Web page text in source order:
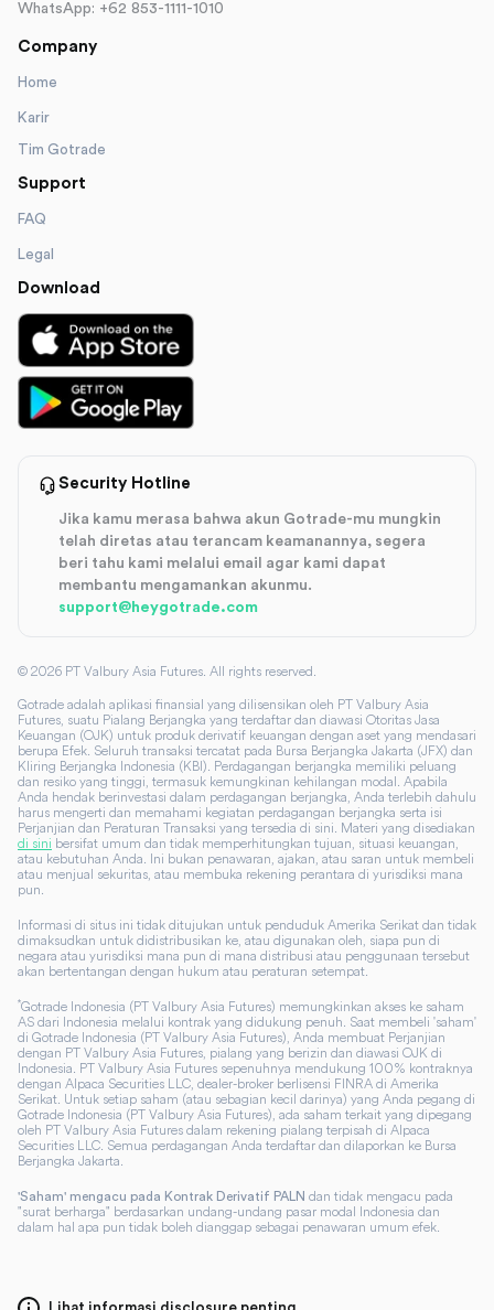
WhatsApp: +62 853-1111-1010
Company
Home
Karir
Tim Gotrade
Support
FAQ
Legal
Download
Security Hotline
Jika kamu merasa bahwa akun Gotrade-mu mungkin
telah diretas atau terancam keamanannya, segera
beri tahu kami melalui email agar kami dapat
membantu mengamankan akunmu.
support@heygotrade.com
© 2026 PT Valbury Asia Futures. All rights reserved.
Gotrade adalah aplikasi finansial yang dilisensikan oleh PT Valbury Asia
Futures, suatu Pialang Berjangka yang terdaftar dan diawasi Otoritas Jasa
Keuangan (OJK) untuk produk derivatif keuangan dengan aset yang mendasari
berupa Efek. Seluruh transaksi tercatat pada Bursa Berjangka Jakarta (JFX) dan
Kliring Berjangka Indonesia (KBI). Perdagangan berjangka memiliki peluang
dan resiko yang tinggi, termasuk kemungkinan kehilangan modal. Apabila
Anda hendak berinvestasi dalam perdagangan berjangka, Anda terlebih dahulu
harus mengerti dan memahami kegiatan perdagangan berjangka serta isi
Perjanjian dan Peraturan Transaksi yang tersedia di sini. Materi yang disediakan
di sini bersifat umum dan tidak memperhitungkan tujuan, situasi keuangan,
atau kebutuhan Anda. Ini bukan penawaran, ajakan, atau saran untuk membeli
atau menjual sekuritas, atau membuka rekening perantara di yurisdiksi mana
pun.
Informasi di situs ini tidak ditujukan untuk penduduk Amerika Serikat dan tidak
dimaksudkan untuk didistribusikan ke, atau digunakan oleh, siapa pun di
negara atau yurisdiksi mana pun di mana distribusi atau penggunaan tersebut
akan bertentangan dengan hukum atau peraturan setempat.
*Gotrade Indonesia (PT Valbury Asia Futures) memungkinkan akses ke saham
AS dari Indonesia melalui kontrak yang didukung penuh. Saat membeli 'saham'
di Gotrade Indonesia (PT Valbury Asia Futures), Anda membuat Perjanjian
dengan PT Valbury Asia Futures, pialang yang berizin dan diawasi OJK di
Indonesia. PT Valbury Asia Futures sepenuhnya mendukung 100% kontraknya
dengan Alpaca Securities LLC, dealer-broker berlisensi FINRA di Amerika
Serikat. Untuk setiap saham (atau sebagian kecil darinya) yang Anda pegang di
Gotrade Indonesia (PT Valbury Asia Futures), ada saham terkait yang dipegang
oleh PT Valbury Asia Futures dalam rekening pialang terpisah di Alpaca
Securities LLC. Semua perdagangan Anda terdaftar dan dilaporkan ke Bursa
Berjangka Jakarta.
'Saham' mengacu pada Kontrak Derivatif PALN dan tidak mengacu pada
"surat berharga" berdasarkan undang-undang pasar modal Indonesia dan
dalam hal apa pun tidak boleh dianggap sebagai penawaran umum efek.